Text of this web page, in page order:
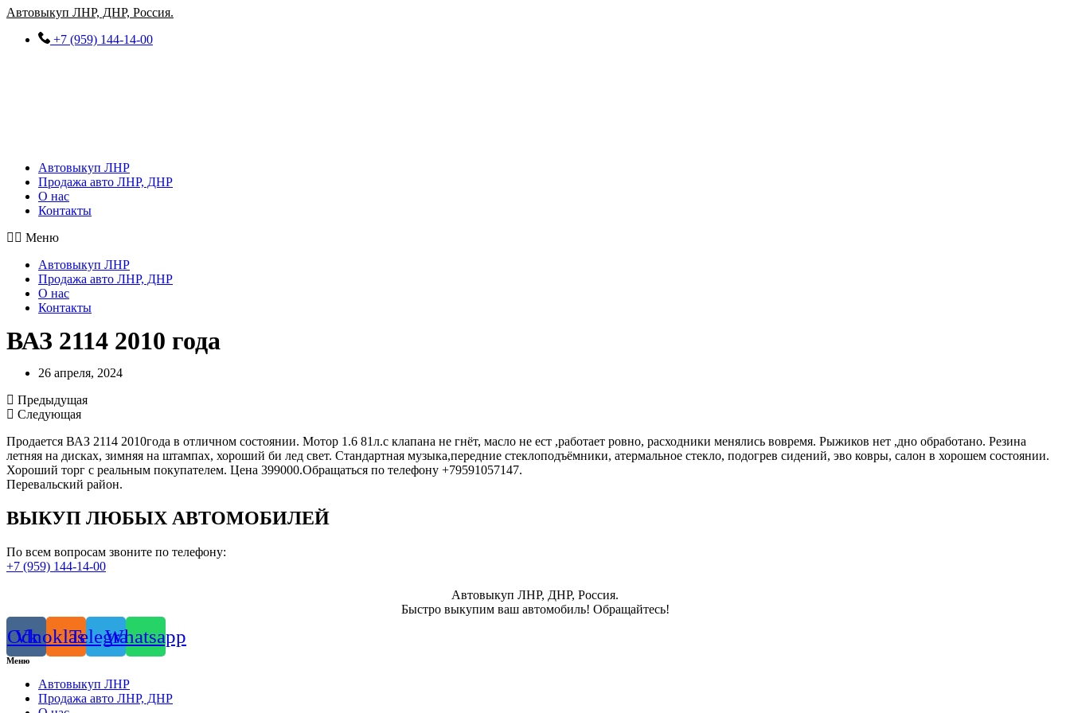
Перейти
содержимому
Автовыкуп ЛНР, ДНР, Россия.
+7 (959) 144-14-00
Автовыкуп ЛНР
Продажа авто ЛНР, ДНР
О нас
Контакты
Меню
Автовыкуп ЛНР
Продажа авто ЛНР, ДНР
О нас
Контакты
ВАЗ 2114 2010 года
26 апреля, 2024
Предыдущая
Следующая
Продается ВАЗ 2114 2010года в отличном состоянии. Мотор 1.6 81л.с клапана не гнёт, масло не ест ,работает ровно, расходники менялись вовремя. Рыжиков нет ,дно обработано. Резина
летняя на дисках, зимняя на штампах, хороший би лед свет. Стандартная музыка,передние стеклоподъёмники, атермальное стекло, подогрев сидений, эво ковры, салон в хорошем состоянии.
Хороший торг с реальным покупателем. Цена 399000.Обращаться по телефону +79591057147.
Перевальский район.
ВЫКУП ЛЮБЫХ АВТОМОБИЛЕЙ
По всем вопросам звоните по телефону:
+7 (959) 144-14-00
Автовыкуп ЛНР, ДНР, Россия.
Быстро выкупим ваш автомобиль! Обращайтесь!
Vk
Odnoklassniki
TelegramWhatsapp
Меню
Автовыкуп ЛНР
Продажа авто ЛНР, ДНР